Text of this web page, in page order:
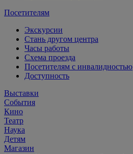
Посетителям
Экскурсии
Стань другом центра
Часы работы
Схема проезда
Посетителям с инвалидностью
Доступность
Выставки
События
Кино
Театр
Наука
Детям
Магазин